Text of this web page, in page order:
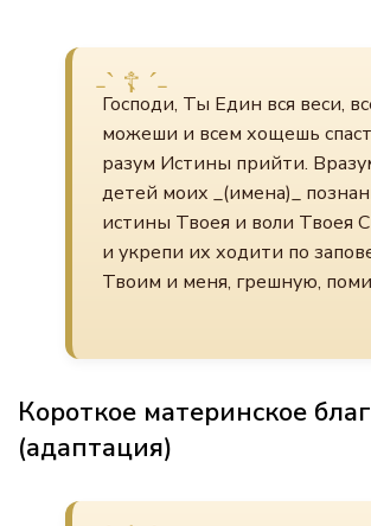
Господи, Ты Един вся веси,
можеши и всем хощешь
разум Истины прийти.
детей моих _(имена)_
истины Твоея и воли Твоея
и укрепи их ходити по
Твоим и меня, грешную,
Короткое материнское
(адаптация)